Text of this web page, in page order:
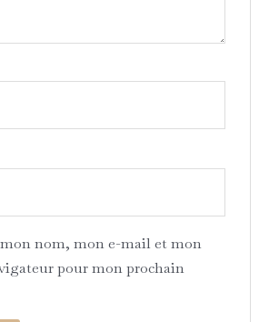
nom, mon e-mail et mon
pour mon prochain